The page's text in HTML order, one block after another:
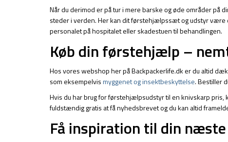
Når du derimod er på tur i mere barske og øde områder
steder i verden. Her kan dit førstehjælpssæt og udstyr være
personalet på hospitalet eller skadestuen til behandlingen.
Køb din førstehjælp –
Hos vores webshop her på Backpackerlife.dk er du altid
som eksempelvismyggenet og insektbeskyttelse. Bestiller
Hvis du har brug for førstehjælpsudstyr til en knivskarp
fuldstændig gratis at få nyhedsbrevet og du kan altid
Få inspiration til din